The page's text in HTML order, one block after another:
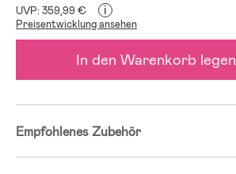
UVP: 359,99 € i
Preisentwicklung ansehen
In den Warenkorb legen
Empfohlenes Zubehör